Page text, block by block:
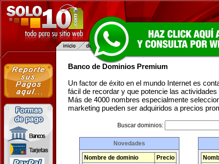
Banco de Dominios Premium
Un factor de éxito en el mundo Internet es
fácil de recordar y que potencie las
Más de 4000 nombres especialmente
marketing pueden ser adquiridos a precios
Buscar dominios:
Novedades
Nombre de dominio Precio